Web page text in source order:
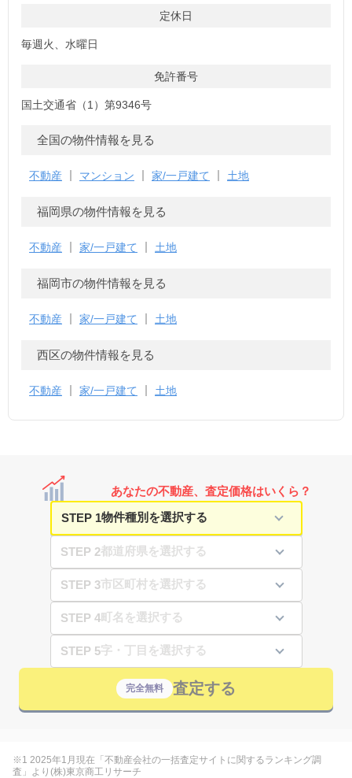
定休日
毎週火、水曜日
免許番号
国土交通省（1）第9346号
全国の物件情報を見る
不動産 マンション 家/一戸建て 土地
福岡県の物件情報を見る
不動産 家/一戸建て 土地
福岡市の物件情報を見る
不動産 家/一戸建て 土地
西区の物件情報を見る
不動産 家/一戸建て 土地
あなたの不動産、査定価格はいくら？
STEP 1
STEP 2
STEP 3
STEP 4
STEP 5
完全無料 査定する
※1 2025年1月現在「不動産会社の一括査定サイトに関するランキング調
査」より(株)東京商工リサーチ